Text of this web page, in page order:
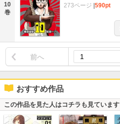
10
巻
273ページ |590pt
前へ
おすすめ作品
この作品を見た人はコチラも見ています